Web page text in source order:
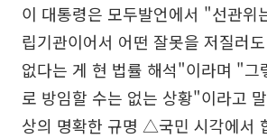
이 대통령은 모두발언에서 "선관위
립기관이어서 어떤 잘못을 저질러
없다는 게 현 법률 해석"이라며 "그
로 방임할 수는 없는 상황"이라고
상의 명확한 규명 △국민 시각에서